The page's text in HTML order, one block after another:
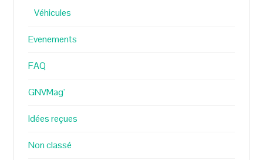
Véhicules
Evenements
FAQ
GNVMag'
Idées reçues
Non classé